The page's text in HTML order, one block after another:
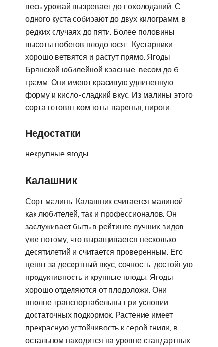
весь урожай вызревает до похолоданий. С
одного куста собирают до двух килограмм, в
редких случаях до пяти. Более половины
высоты побегов плодоносят. Кустарники
хорошо ветвятся и растут прямо. Ягоды
Брянской юбилейной красные, весом до 6
грамм. Они имеют красивую удлиненную
форму и кисло-сладкий вкус. Из малины этого
сорта готовят компоты, варенья, пироги.
Недостатки
некрупные ягоды.
Калашник
Сорт малины Калашник считается малиной
как любителей, так и профессионалов. Он
заслуживает быть в рейтинге лучших видов
уже потому, что выращивается несколько
десятилетий и считается проверенным. Его
ценят за десертный вкус, сочность, достойную
продуктивность и крупные плоды. Ягоды
хорошо отделяются от плодоложи. Они
вполне транспортабельны при условии
достаточных подкормок. Растение имеет
прекрасную устойчивость к серой гнили, в
остальном находится на уровне стандартных